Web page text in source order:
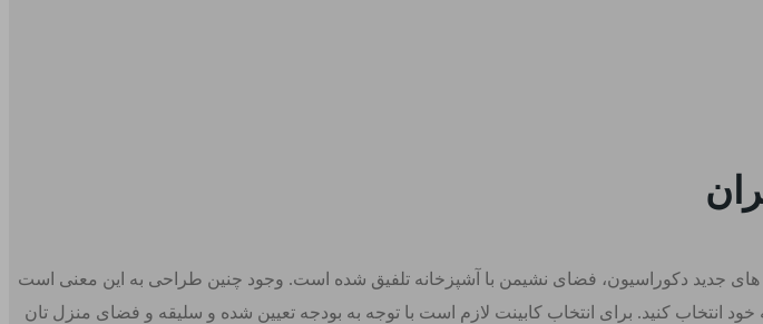
های جدید دکوراسیون، فضای نشیمن با آشپزخانه تلفیق شده است. وجود چنین طراحی به این معنی است
انتخاب کنید. برای انتخاب کابینت لازم است با توجه به بودجه تعیین شده و سلیقه و فضای منزل‌ تان